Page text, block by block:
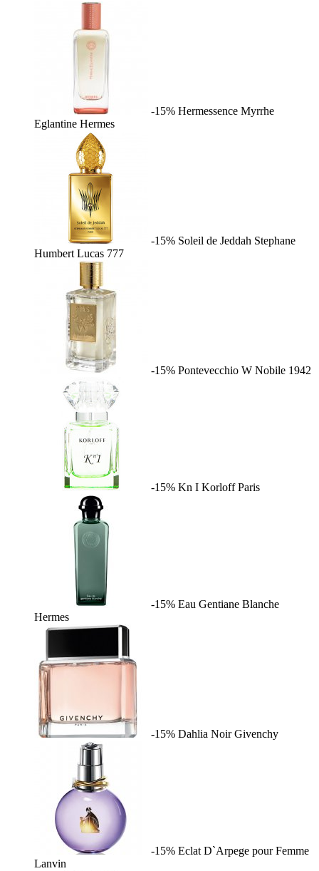
-15% Hermessence Myrrhe
Eglantine Hermes
-15% Soleil de Jeddah Stephane
Humbert Lucas 777
-15% Pontevecchio W Nobile 1942
-15% Kn I Korloff Paris
-15% Eau Gentiane Blanche
Hermes
-15% Dahlia Noir Givenchy
-15% Eclat D`Arpege pour Femme
Lanvin